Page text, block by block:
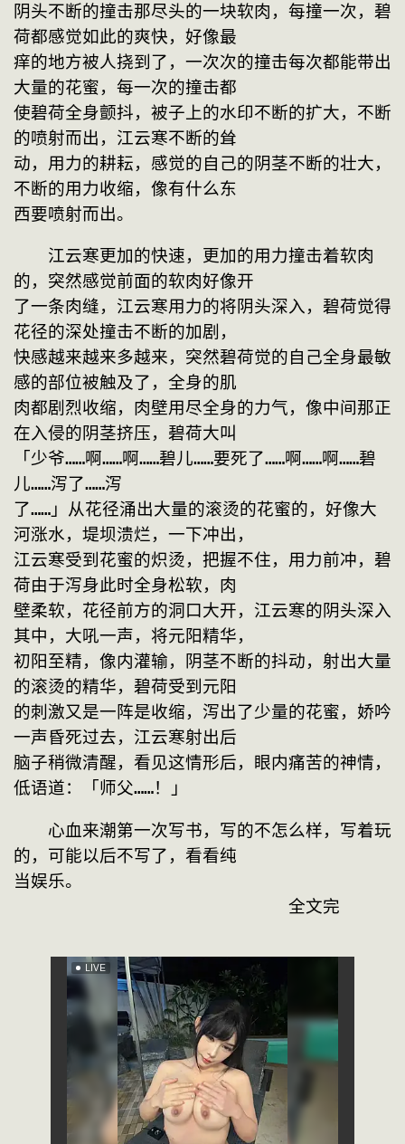
阴头不断的撞击那尽头的一块软肉，每撞一次，碧
荷都感觉如此的爽快，好像最
痒的地方被人挠到了，一次次的撞击每次都能带出
大量的花蜜，每一次的撞击都
使碧荷全身颤抖，被子上的水印不断的扩大，不断
的喷射而出，江云寒不断的耸
动，用力的耕耘，感觉的自己的阴茎不断的壮大，
不断的用力收缩，像有什么东
西要喷射而出。
江云寒更加的快速，更加的用力撞击着软肉
的，突然感觉前面的软肉好像开
了一条肉缝，江云寒用力的将阴头深入，碧荷觉得
花径的深处撞击不断的加剧，
快感越来越来多越来，突然碧荷觉的自己全身最敏
感的部位被触及了，全身的肌
肉都剧烈收缩，肉壁用尽全身的力气，像中间那正
在入侵的阴茎挤压，碧荷大叫
「少爷……啊……啊……碧儿……要死了……啊……啊……碧
儿……泻了……泻
了……」从花径涌出大量的滚烫的花蜜的，好像大
河涨水，堤坝溃烂，一下冲出，
江云寒受到花蜜的炽烫，把握不住，用力前冲，碧
荷由于泻身此时全身松软，肉
壁柔软，花径前方的洞口大开，江云寒的阴头深入
其中，大吼一声，将元阳精华，
初阳至精，像内灌输，阴茎不断的抖动，射出大量
的滚烫的精华，碧荷受到元阳
的刺激又是一阵是收缩，泻出了少量的花蜜，娇吟
一声昏死过去，江云寒射出后
脑子稍微清醒，看见这情形后，眼内痛苦的神情，
低语道：「师父……！」
心血来潮第一次写书，写的不怎么样，写着玩
的，可能以后不写了，看看纯
当娱乐。